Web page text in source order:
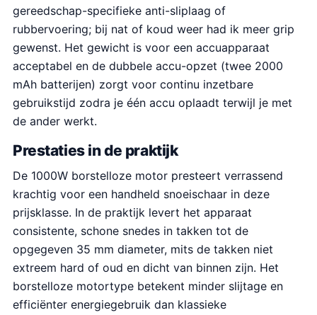
gereedschap-specifieke anti-sliplaag of
rubbervoering; bij nat of koud weer had ik meer grip
gewenst. Het gewicht is voor een accuapparaat
acceptabel en de dubbele accu-opzet (twee 2000
mAh batterijen) zorgt voor continu inzetbare
gebruikstijd zodra je één accu oplaadt terwijl je met
de ander werkt.
Prestaties in de praktijk
De 1000W borstelloze motor presteert verrassend
krachtig voor een handheld snoeischaar in deze
prijsklasse. In de praktijk levert het apparaat
consistente, schone snedes in takken tot de
opgegeven 35 mm diameter, mits de takken niet
extreem hard of oud en dicht van binnen zijn. Het
borstelloze motortype betekent minder slijtage en
efficiënter energiegebruik dan klassieke